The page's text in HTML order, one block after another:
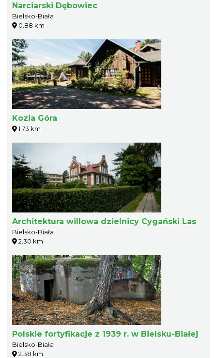
Narciarski Dębowiec
Bielsko-Biała
0.88 km
Kozia Góra
1.73 km
Architektura willowa dzielnicy Cygański Las
Bielsko-Biała
2.30 km
Polskie fortyfikacje z 1939 r. w Bielsku-Białej
Bielsko-Biała
2.38 km